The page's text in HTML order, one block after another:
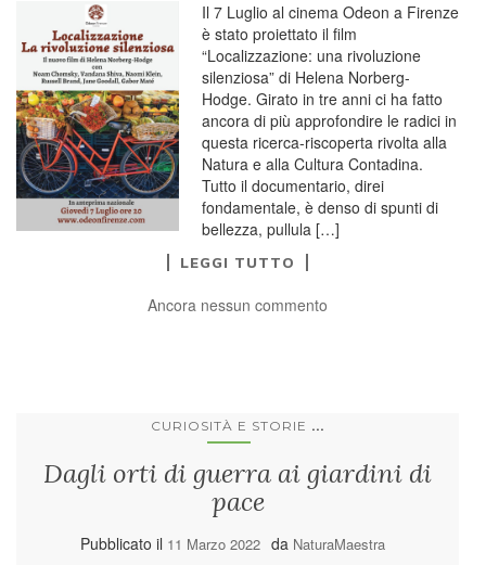
Il 7 Luglio al cinema Odeon a Firenze
è stato proiettato il film
“Localizzazione: una rivoluzione
silenziosa” di Helena Norberg-
Hodge. Girato in tre anni ci ha fatto
ancora di più approfondire le radici in
questa ricerca-riscoperta rivolta alla
Natura e alla Cultura Contadina.
Tutto il documentario, direi
fondamentale, è denso di spunti di
bellezza, pullula […]
LEGGI TUTTO
Ancora nessun commento
CURIOSITÀ E STORIE ...
Dagli orti di guerra ai giardini di
pace
Pubblicato il 11 Marzo 2022 da NaturaMaestra